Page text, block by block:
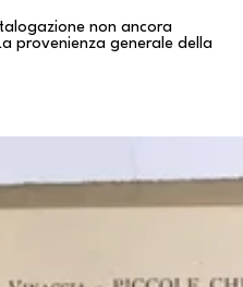
non ancora
provenienza generale della